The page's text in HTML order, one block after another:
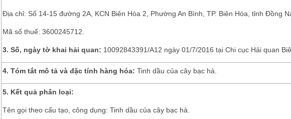
Địa chỉ: Số 14-15 đường 2A, KCN Biên Hòa 2, Phường An Bình, TP. Biên Hòa, tỉnh Đồng
Mã số thuế: 3600245712.
3. Số, ngày tờ khai hải quan: 10092843391/A12 ngày 01/7/2016 tại Chi cục Hải quan
4. Tóm tắt mô tả và đặc tính hàng hóa: Tinh dầu của cây bạc hà.
5. Kết quả phân loại:
Tên gọi theo cấu tạo, công dụng: Tinh dầu của cây bạc hà.